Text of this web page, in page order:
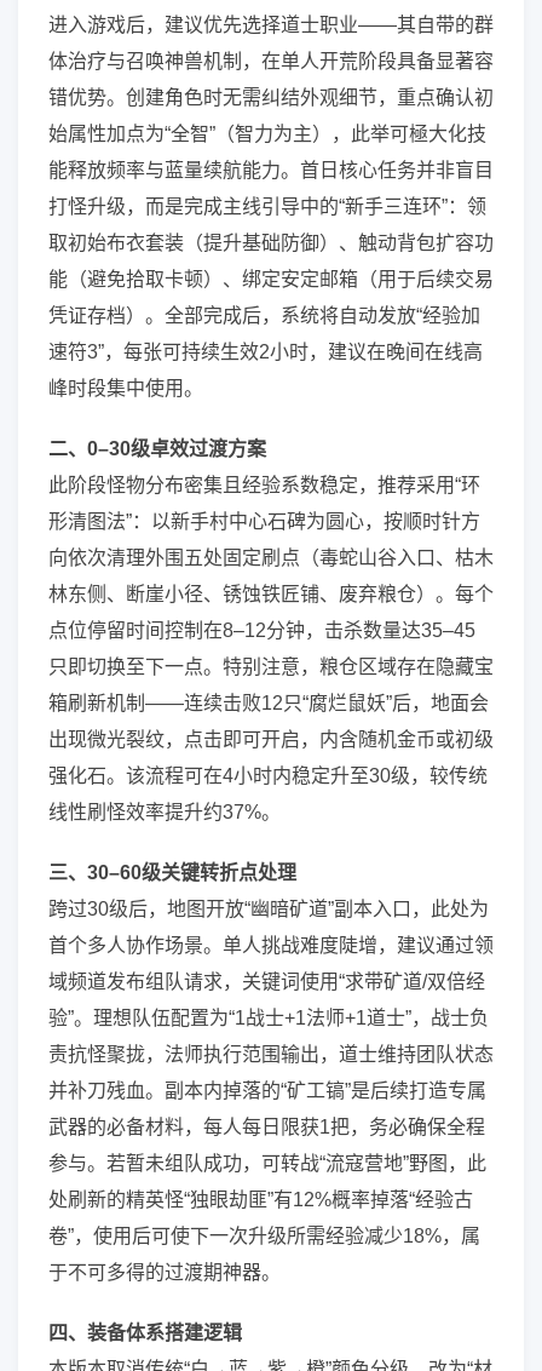
进入游戏后，建议优先选择道士职业——其自带的群
体治疗与召唤神兽机制，在单人开荒阶段具备显著容
错优势。创建角色时无需纠结外观细节，重点确认初
始属性加点为“全智”（智力为主），此举可極大化技
能释放频率与蓝量续航能力。首日核心任务并非盲目
打怪升级，而是完成主线引导中的“新手三连环”：领
取初始布衣套装（提升基础防御）、触动背包扩容功
能（避免拾取卡顿）、绑定安定邮箱（用于后续交易
凭证存档）。全部完成后，系统将自动发放“经验加
速符3”，每张可持续生效2小时，建议在晚间在线高
峰时段集中使用。
二、0–30级卓效过渡方案
此阶段怪物分布密集且经验系数稳定，推荐采用“环
形清图法”：以新手村中心石碑为圆心，按顺时针方
向依次清理外围五处固定刷点（毒蛇山谷入口、枯木
林东侧、断崖小径、锈蚀铁匠铺、废弃粮仓）。每个
点位停留时间控制在8–12分钟，击杀数量达35–45
只即切换至下一点。特别注意，粮仓区域存在隐藏宝
箱刷新机制——连续击败12只“腐烂鼠妖”后，地面会
出现微光裂纹，点击即可开启，内含随机金币或初级
强化石。该流程可在4小时内稳定升至30级，较传统
线性刷怪效率提升约37%。
三、30–60级关键转折点处理
跨过30级后，地图开放“幽暗矿道”副本入口，此处为
首个多人协作场景。单人挑战难度陡增，建议通过领
域频道发布组队请求，关键词使用“求带矿道/双倍经
验”。理想队伍配置为“1战士+1法师+1道士”，战士负
责抗怪聚拢，法师执行范围输出，道士维持团队状态
并补刀残血。副本内掉落的“矿工镐”是后续打造专属
武器的必备材料，每人每日限获1把，务必确保全程
参与。若暂未组队成功，可转战“流寇营地”野图，此
处刷新的精英怪“独眼劫匪”有12%概率掉落“经验古
卷”，使用后可使下一次升级所需经验减少18%，属
于不可多得的过渡期神器。
四、装备体系搭建逻辑